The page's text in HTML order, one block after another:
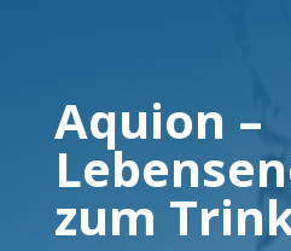
Aquion –
zum